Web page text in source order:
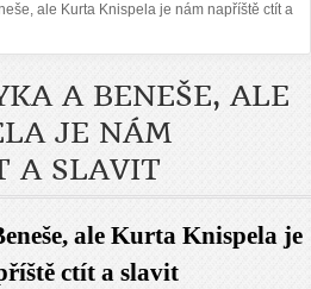
ale Kurta Knispela je nám napříště ctít a
A BENEŠE, ALE
JE NÁM
A SLAVIT
ale Kurta Knispela je
říště ctít a slavit